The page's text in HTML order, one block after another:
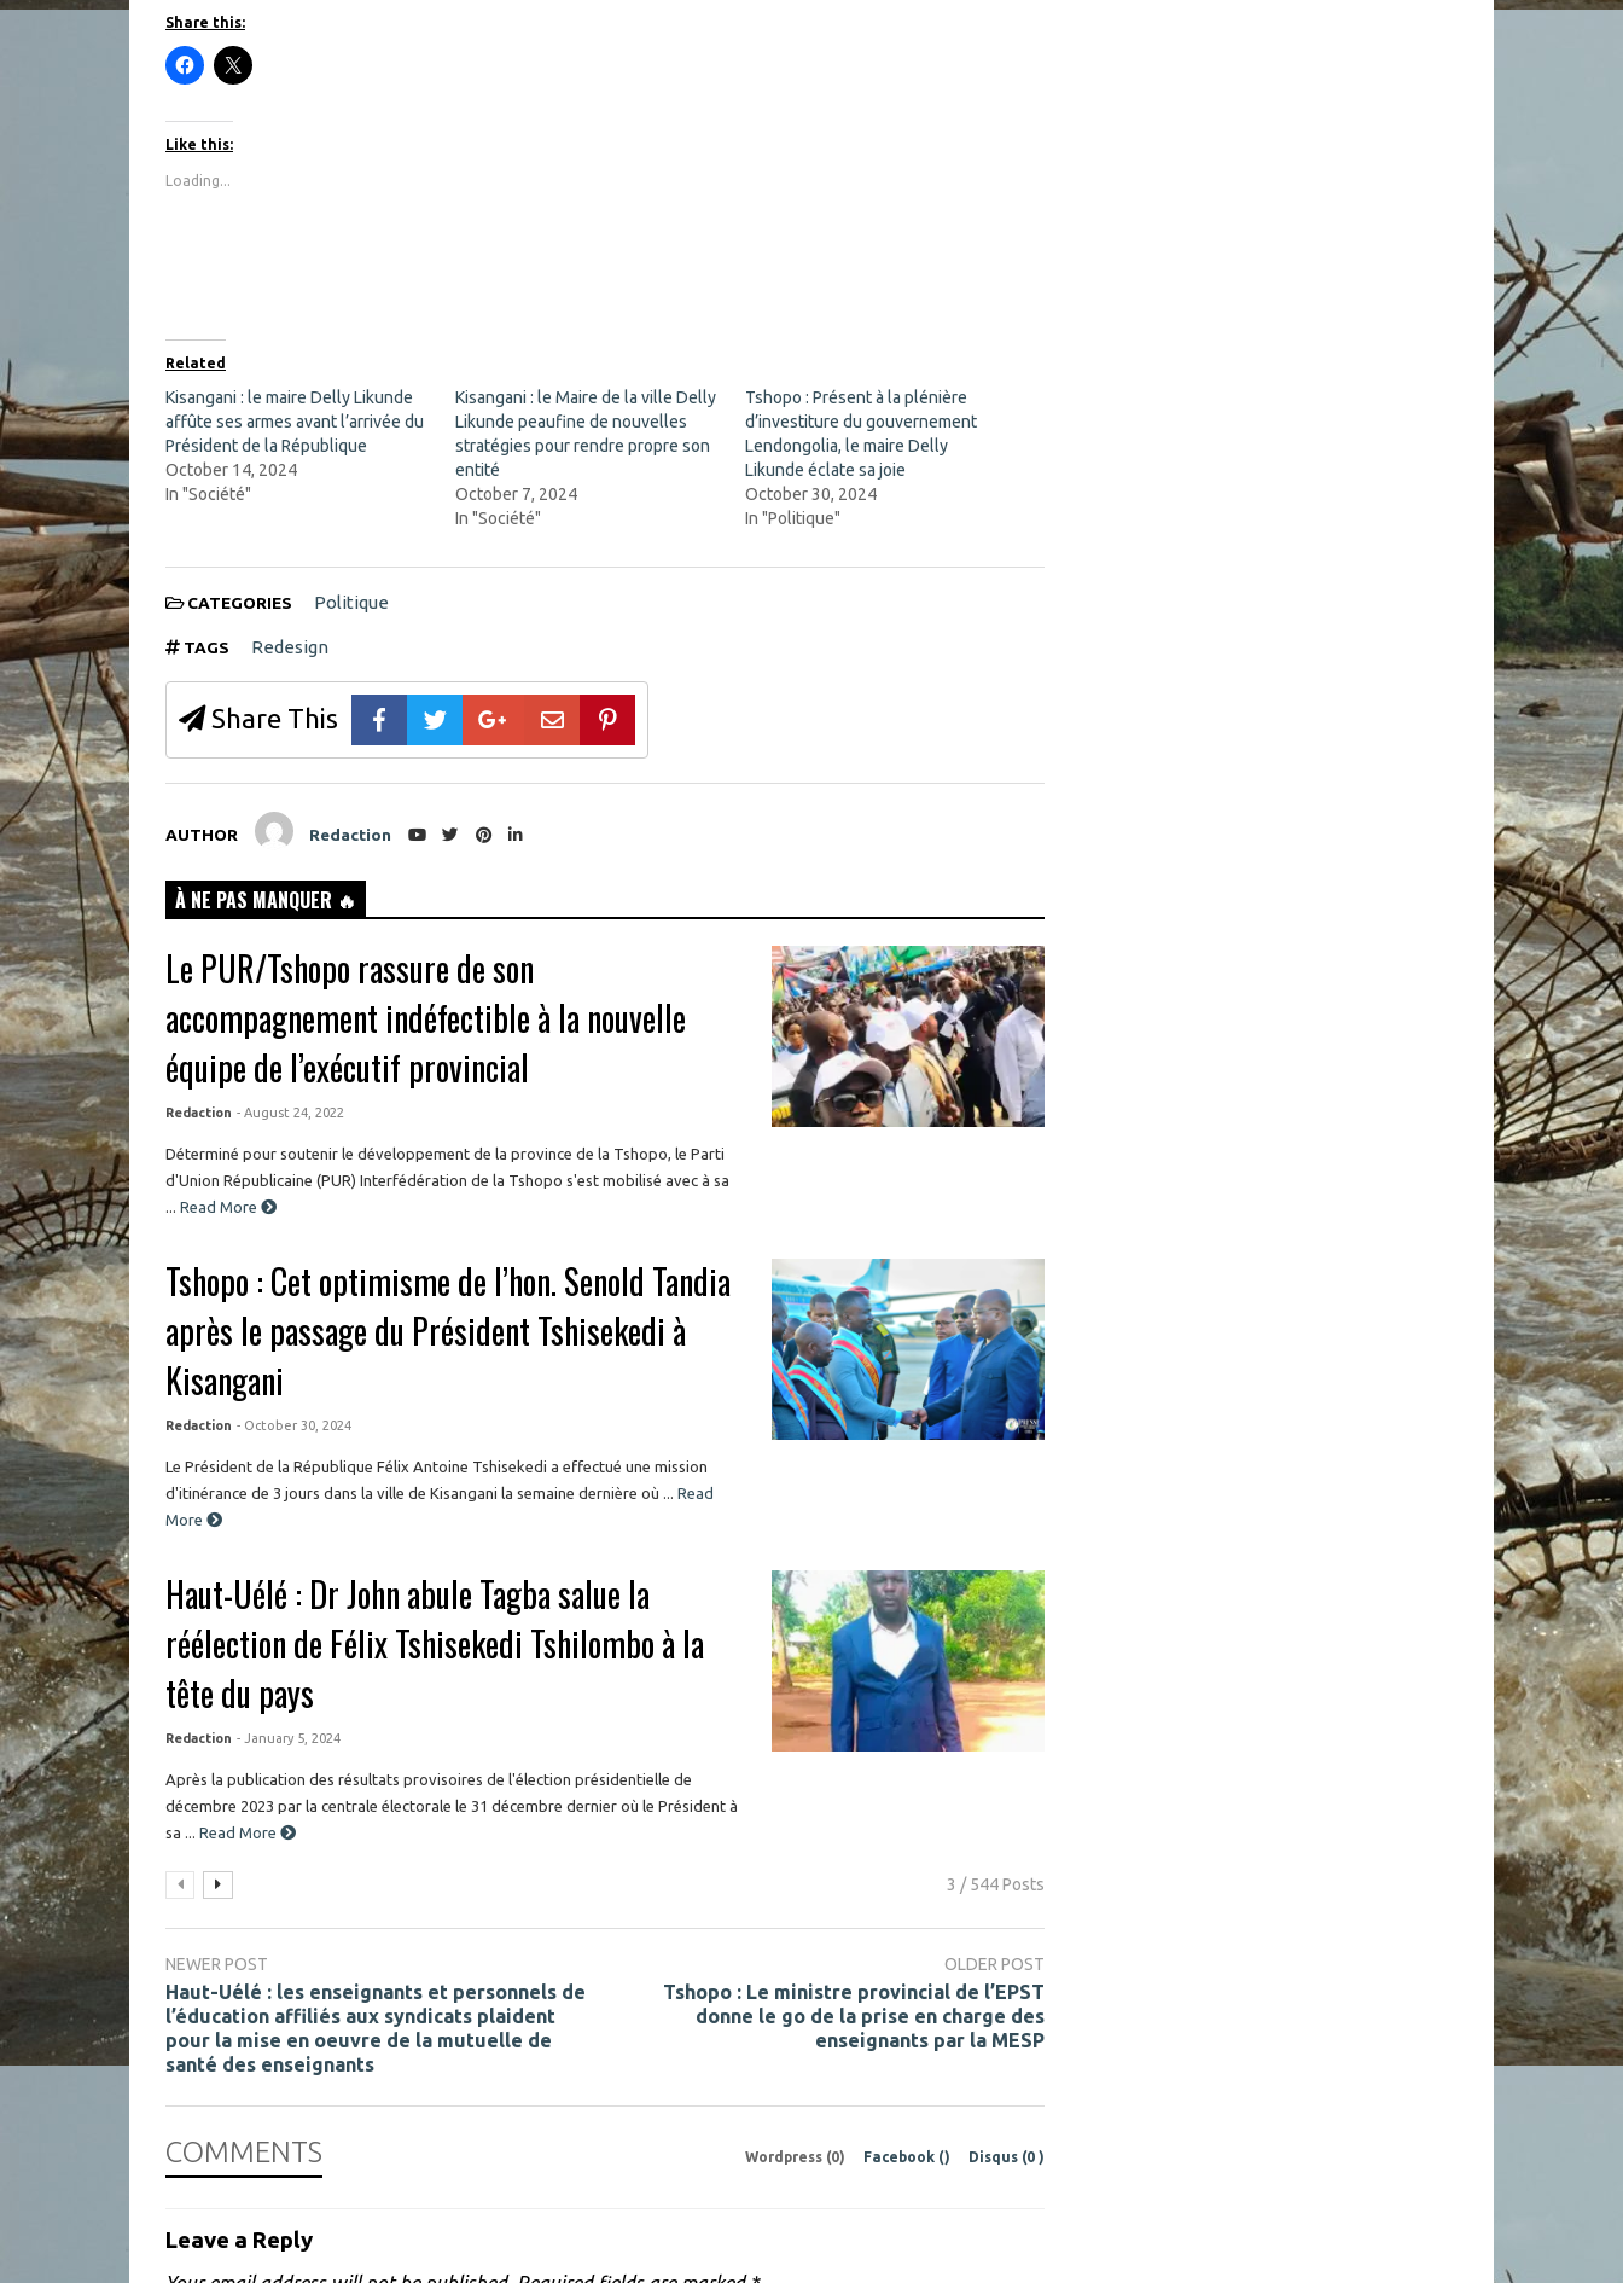
Share this:
C
l
k
o
s
h
b
o
o
k
(
O
p
e
n
s
i
w
i
n
o
w
C
l
n
n
e
w
w
i
)
Like this:
Loading...
Related
Kisangani : le maire Delly Likunde
affûte ses armes avant l’arrivée du
Président de la République
October 14, 2024
In "Société"
Kisangani : le Maire de la ville Delly
Likunde peaufine de nouvelles
stratégies pour rendre propre son
entité
October 7, 2024
In "Société"
Tshopo : Présent à la plénière
d’investiture du gouvernement
Lendongolia, le maire Delly
Likunde éclate sa joie
October 30, 2024
In "Politique"
CATEGORIES Politique
TAGS Redesign
Share This
AUTHOR Redaction
À NE PAS MANQUER 🔥
Le PUR/Tshopo rassure de son
accompagnement indéfectible à la nouvelle
équipe de l’exécutif provincial
Redaction - August 24, 2022
Déterminé pour soutenir le développement de la province de la Tshopo, le Parti
d'Union Républicaine (PUR) Interfédération de la Tshopo s'est mobilisé avec à sa
... Read More
Tshopo : Cet optimisme de l’hon. Senold Tandia
après le passage du Président Tshisekedi à
Kisangani
Redaction - October 30, 2024
Le Président de la République Félix Antoine Tshisekedi a effectué une mission
d'itinérance de 3 jours dans la ville de Kisangani la semaine dernière où ... Read
More
Haut-Uélé : Dr John abule Tagba salue la
réélection de Félix Tshisekedi Tshilombo à la
tête du pays
Redaction - January 5, 2024
Après la publication des résultats provisoires de l'élection présidentielle de
décembre 2023 par la centrale électorale le 31 décembre dernier où le Président à
sa ...
Read More
3 / 544 Posts
NEWER POST
Haut-Uélé : les enseignants et personnels de
l’éducation affiliés aux syndicats plaident
pour la mise en oeuvre de la mutuelle de
santé des enseignants
OLDER POST
Tshopo : Le ministre provincial de l’EPST
donne le go de la prise en charge des
enseignants par la MESP
COMMENTS Wordpress (0) Facebook () Disqus (0 )
Leave a Reply